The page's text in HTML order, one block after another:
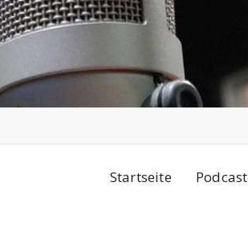
Startseite Podcast